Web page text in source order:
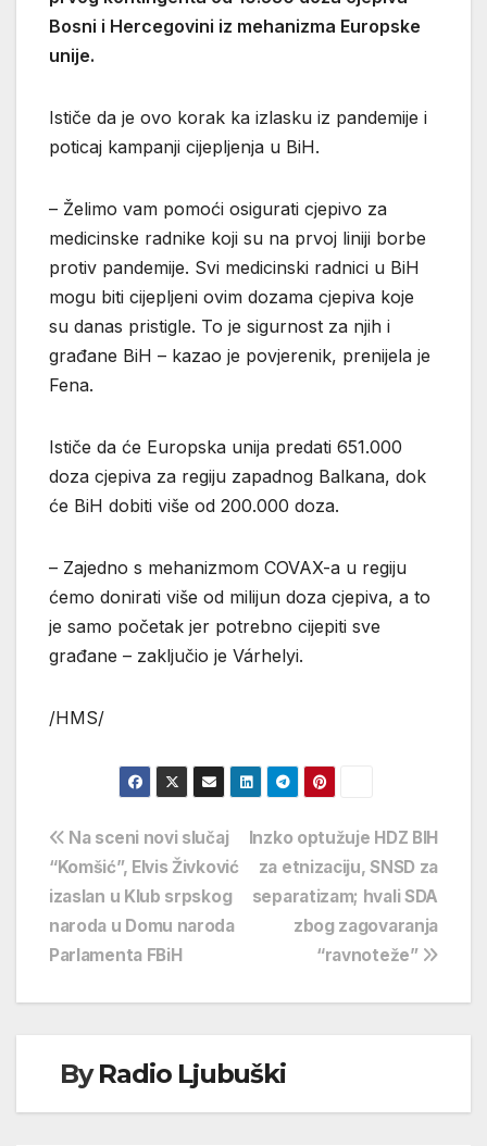
Bosni i Hercegovini iz mehanizma Europske
unije.
Ističe da je ovo korak ka izlasku iz pandemije i
poticaj kampanji cijepljenja u BiH.
– Želimo vam pomoći osigurati cjepivo za
medicinske radnike koji su na prvoj liniji borbe
protiv pandemije. Svi medicinski radnici u BiH
mogu biti cijepljeni ovim dozama cjepiva koje
su danas pristigle. To je sigurnost za njih i
građane BiH – kazao je povjerenik, prenijela je
Fena.
Ističe da će Europska unija predati 651.000
doza cjepiva za regiju zapadnog Balkana, dok
će BiH dobiti više od 200.000 doza.
– Zajedno s mehanizmom COVAX-a u regiju
ćemo donirati više od milijun doza cjepiva, a to
je samo početak jer potrebno cijepiti sve
građane – zaključio je Várhelyi.
/HMS/
Navigacija
objava
Inzko optužuje HDZ BIH
za etnizaciju, SNSD za
separatizam; hvali SDA
zbog zagovaranja
“ravnoteže”
Na sceni novi slučaj
“Komšić”, Elvis Živković
izaslan u Klub srpskog
naroda u Domu naroda
Parlamenta FBiH
ByRadio Ljubuški